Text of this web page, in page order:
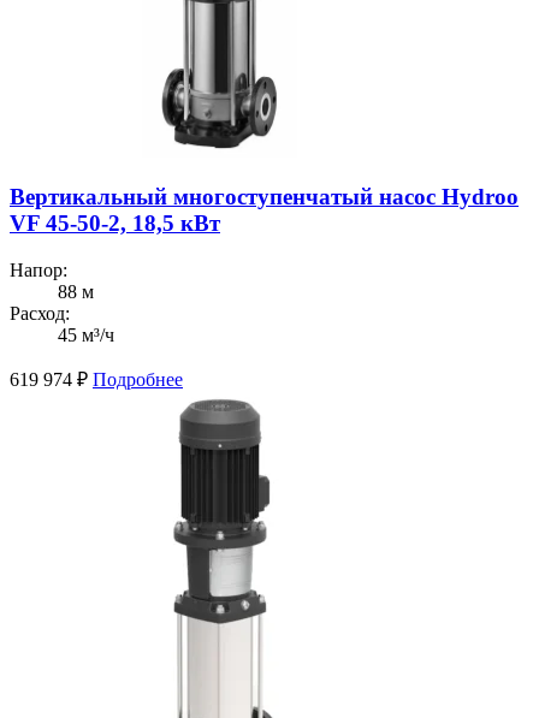
Вертикальный многоступенчатый насос Hydroo
VF 45-50-2, 18,5 кВт
Напор:
88 м
Расход:
45 м³/ч
619 974 ₽ Подробнее